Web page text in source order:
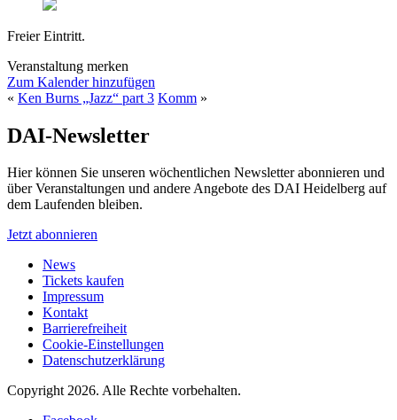
Freier Eintritt.
Veranstaltung merken
Zum Kalender hinzufügen
« Ken Burns „Jazz“ part 3 Komm »
DAI-Newsletter
Hier können Sie unseren wöchentlichen Newsletter abonnieren und
über Veranstaltungen und andere Angebote des DAI Heidelberg auf
dem Laufenden bleiben.
Jetzt abonnieren
News
Tickets kaufen
Impressum
Kontakt
Barrierefreiheit
Cookie-Einstellungen
Datenschutzerklärung
Copyright 2026. Alle Rechte vorbehalten.